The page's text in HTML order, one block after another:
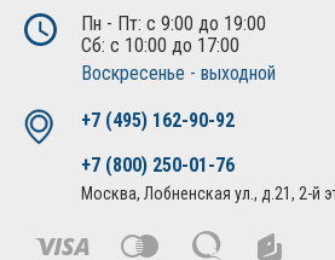
Пн - Пт: с 9:00 до 19:00
Сб: с 10:00 до 17:00
Воскресенье - выходной
+7 (495) 162-90-92
+7 (800) 250-01-76
Москва, Лобненская ул., д.21, 2-й